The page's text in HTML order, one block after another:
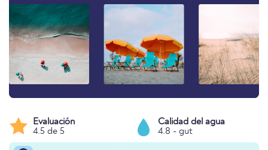
Evaluación
4.5 de 5
Calidad del agua
4.8 - gut